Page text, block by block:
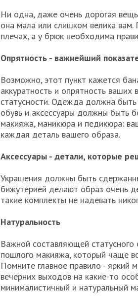
Ни одна, даже очень дорогая
она мала или слишком велика
плечах, а у брюк необходима
Опрятность - важнейший
Возможно, этот пункт кажется
аккуратность и опрятность
статусности. Одежда должна быть
обувь и аксессуары должны быть
макияжа, маникюра и педикюра:
каждая деталь вашего образа.
Аксессуары - детали, которые
Украшения должны быть
бижутерией делают образ очень
такие комплекты не надевать
Натуральность
Важной составляющей статусного
пошлого макияжа, который чаще
Помните главное правило - яркий
вечерних выходов на какие-то
минималистичный и натуральный